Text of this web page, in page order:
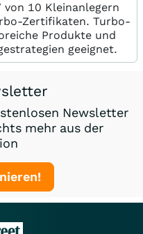
10 Kleinanlegern
Zertifikaten. Turbo-
Produkte und
geeignet.
Newsletter
mehr aus der